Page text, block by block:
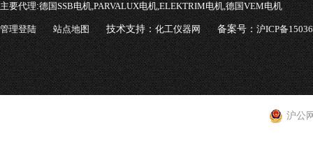
主要代理:德国SSB电机,PARVALUX电机,ELEKTRIM电机,德国VEM电机
管理登陆 站点地图 技术支持：化工仪器网 备案号：沪ICP备
沪公